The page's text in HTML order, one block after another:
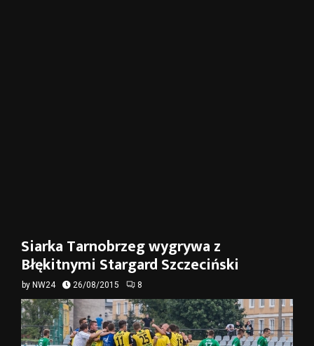
Siarka Tarnobrzeg wygrywa z
Błękitnymi Stargard Szczeciński
by NW24 26/08/2015 8